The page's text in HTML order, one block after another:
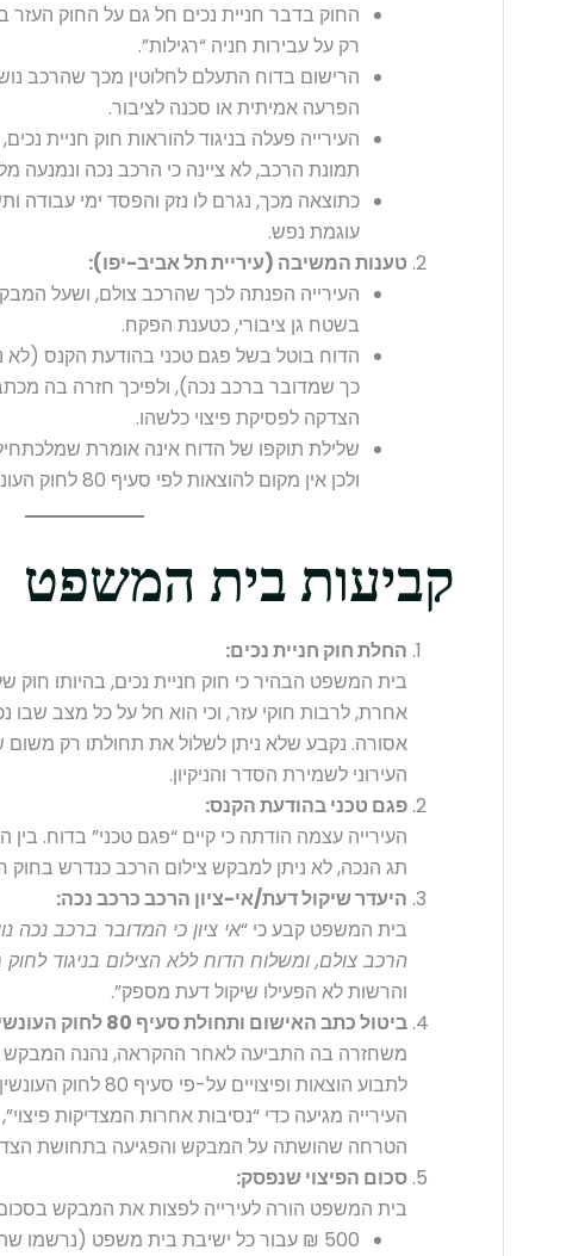
החוק בדבר חניית נכים חל גם על החוק העזר
רק על עבירות חניה “רגילות”.
הרישום בדוח התעלם לחלוטין מכך שהרכב
הפרעה אמיתית או סכנה לציבור.
העירייה פעלה בניגוד להוראות חוק חניית
תמונת הרכב, לא ציינה כי הרכב נכה ונמנעה
כתוצאה מכך, נגרם לו נזק והפסד ימי עבודה
עוגמת נפש.
טענות המשיבה (עיריית תל אביב-יפו):
העירייה הפנתה לכך שהרכב צולם, ושעל
בשטח גן ציבורי, כטענת הפקח.
הדוח בוטל בשל פגם טכני בהודעת הקנס (לא
כך שמדובר ברכב נכה), ולפיכך חזרה בה
הצדקה לפסיקת פיצוי כלשהו.
שלילת תוקפו של הדוח אינה אומרת
ולכן אין מקום להוצאות לפי סעיף 80 לחוק העונשין.
קביעות בית המשפט
החלת חוק חניית נכים:
בית המשפט הבהיר כי חוק חניית נכים, בהיותו חוק
אחרת, לרבות חוקי עזר, וכי הוא חל על כל מצב שבו
אסורה. נקבע שלא ניתן לשלול את תחולתו רק
העירוני לשמירת הסדר והניקיון.
פגם טכני בהודעת הקנס:
העירייה עצמה הודתה כי קיים “פגם טכני” בדוח. בין
תג הנכה, לא ניתן למבקש צילום הרכב כנדרש בחוק
היעדר שיקול דעת/אי-ציון הרכב כרכב נכה:
בית המשפט קבע כי “אי ציון כי המדובר ברכב נכה
הרכב צולם, ומשלוח הדוח ללא הצילום בניגוד לחוק
והרשות לא הפעילו שיקול דעת מספק”.
ביטול כתב האישום ותחולת סעיף 80 לחוק העונשין:
משחזרה בה התביעה לאחר ההקראה, נהנה המבקש
לתבוע הוצאות
העירייה מגיעה כדי “נסיבות אחרות המצדיקות
הטרחה שהושתה על המבקש והפגיעה בתחושת
סכום הפיצוי שנפסק:
בית המשפט הורה לעירייה לפצות את המבקש
500 ₪ עבור כל ישיבת בית משפט (נרשמו שתי ישיבות),